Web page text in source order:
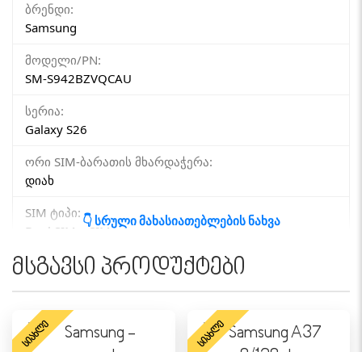
ბრენდი:
Samsung
მოდელი/PN:
SM-S942BZVQCAU
სერია:
Galaxy S26
ორი SIM-ბარათის მხარდაჭერა:
დიახ
SIM ტიპი:
Dual SIM, eSIM
ტექნოლოგია:
დაზოგე 200₾-დან Trade-in პროგრამით, მხოლოდ
მაღაზიაში:
👇 სრული მახასიათებლების ნახვა
მსგავსი პროდუქტები
ᲡᲘᲐᲮᲚᲔ ᲡᲘᲐᲮᲚᲔ